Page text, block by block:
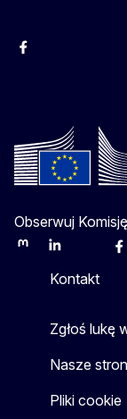
Facebook
Obserwuj
MastodonLinkedInBluesky
Kontakt
Zgłoś lukę
Nasze
Pliki cookie